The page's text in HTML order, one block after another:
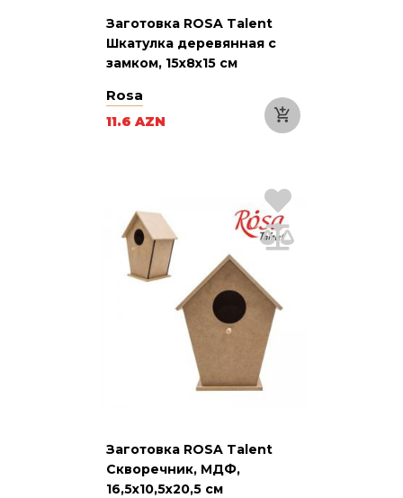
Заготовка ROSA Talent
Шкатулка деревянная с
замком, 15х8х15 см
Rosa
11.6 AZN
Заготовка ROSA Talent
Скворечник, МДФ,
16,5х10,5х20,5 см